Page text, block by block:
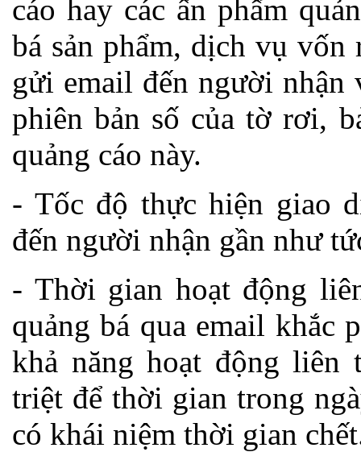
cáo hay các ấn phẩm
bá sản phẩm, dịch vụ
gửi email đến người
phiên bản số của tờ rơi,
quảng cáo này.
- Tốc độ thực hiện giao
đến người nhận gần như
- Thời gian hoạt động
quảng bá qua email khắc
khả năng hoạt động
triệt để thời gian trong
có khái niệm thời gian